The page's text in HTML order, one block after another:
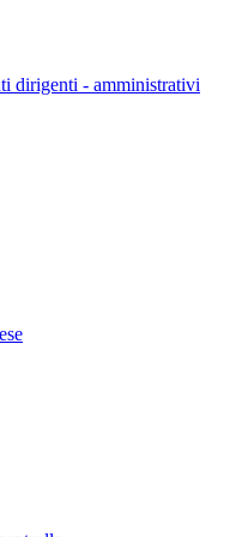
dirigenti - amministrativi